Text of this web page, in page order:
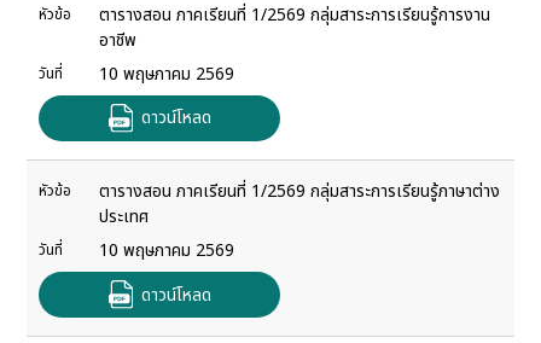
หัวข้อ
ตารางสอน ภาคเรียนที่ 1/2569 กลุ่มสาระการเรียนรู้การงาน
อาชีพ
วันที่
10 พฤษภาคม 2569
ดาวน์โหลด
หัวข้อ
ตารางสอน ภาคเรียนที่ 1/2569 กลุ่มสาระการเรียนรู้ภาษาต่าง
ประเทศ
วันที่
10 พฤษภาคม 2569
ดาวน์โหลด